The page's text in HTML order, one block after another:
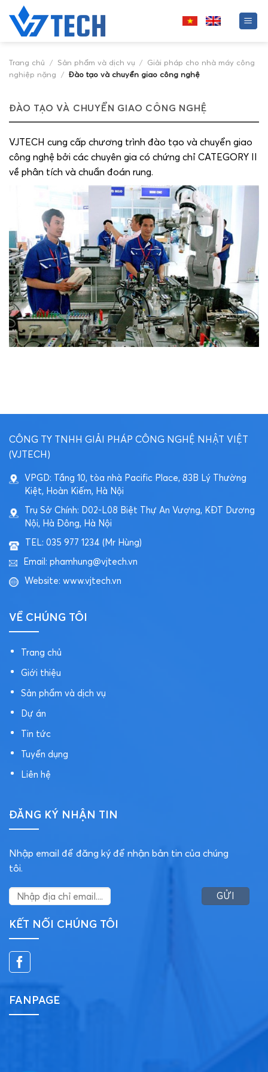
content
Trang chủ / Sản phẩm và dịch vụ / Giải pháp cho nhà máy công
nghiệp nặng / Đào tạo và chuyển giao công nghệ
ĐÀO TẠO VÀ CHUYỂN GIAO CÔNG NGHỆ
VJTECH cung cấp chương trình đào tạo và chuyển giao
công nghệ bởi các chuyên gia có chứng chỉ CATEGORY II
về phân tích và chuẩn đoán rung.
CÔNG TY TNHH GIẢI PHÁP CÔNG NGHỆ NHẬT VIỆT
(VJTECH)
VPGD: Tầng 10, tòa nhà Pacific Place, 83B Lý Thường
Kiệt, Hoàn Kiếm, Hà Nội
Trụ Sở Chính: D02-L08 Biệt Thự An Vượng, KĐT Dương
Nội, Hà Đông, Hà Nội
TEL: 035 977 1234 (Mr Hùng)
Email: phamhung@vjtech.vn
Website: www.vjtech.vn
VỀ CHÚNG TÔI
Trang chủ
Giới thiệu
Sản phẩm và dịch vụ
Dự án
Tin tức
Tuyển dụng
Liên hệ
ĐĂNG KÝ NHẬN TIN
Nhập email để đăng ký để nhận bản tin của chúng
tôi.
KẾT NỐI CHÚNG TÔI
FANPAGE